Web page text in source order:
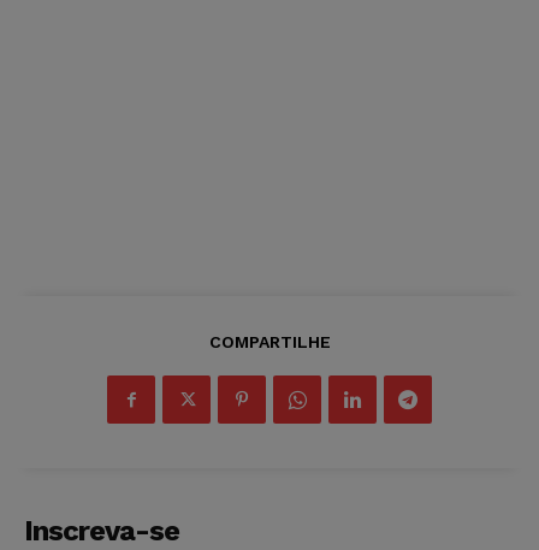
COMPARTILHE
Inscreva-se